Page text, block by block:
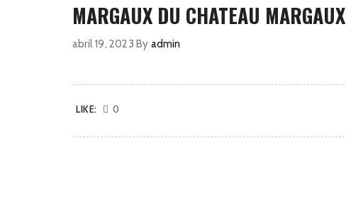
MARGAUX DU CHATEAU MARGAUX
abril 19, 2023 By admin
LIKE: 0